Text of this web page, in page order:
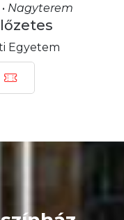
• Nagyterem
Egyetem